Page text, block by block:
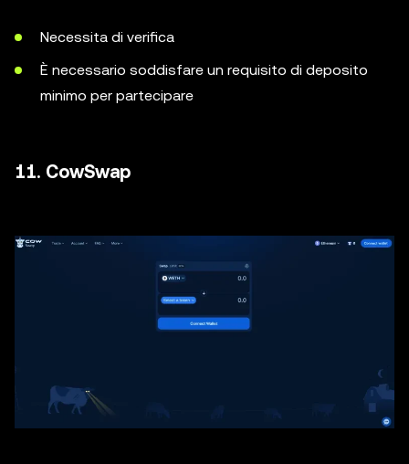
Necessita di verifica
È necessario soddisfare un requisito di deposito
minimo per partecipare
11. CowSwap